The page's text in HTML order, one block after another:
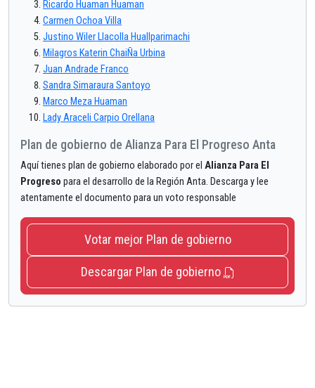
Ricardo Huaman Huaman
Carmen Ochoa Villa
Justino Wiler Llacolla Huallparimachi
Milagros Katerin ChaiÑa Urbina
Juan Andrade Franco
Sandra Simaraura Santoyo
Marco Meza Huaman
Lady Araceli Carpio Orellana
Plan de gobierno de Alianza Para El Progreso Anta
Aquí tienes plan de gobierno elaborado por el Alianza Para El
Progreso para el desarrollo de la Región Anta. Descarga y lee
atentamente el documento para un voto responsable
Votar mejor Plan de gobierno
Descargar Plan de gobierno